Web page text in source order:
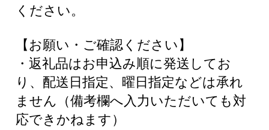
ください。
【お願い・ご確認ください】
・返礼品はお申込み順に発送してお
り、配送日指定、曜日指定などは承れ
ません（備考欄へ入力いただいても対
応できかねます）